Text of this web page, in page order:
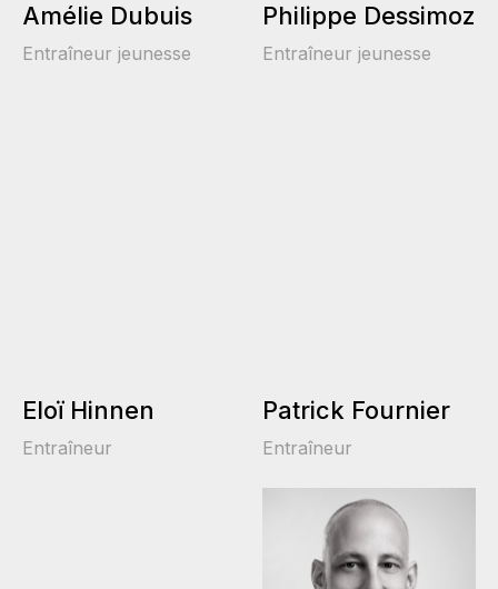
Amélie Dubuis
Entraîneur jeunesse
Philippe Dessimoz
Entraîneur jeunesse
Eloï Hinnen
Entraîneur
Patrick Fournier
Entraîneur